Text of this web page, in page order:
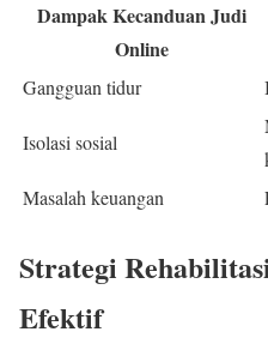
Dampak Kecanduan Judi
Online
Gangguan tidur
Isolasi sosial
Masalah keuangan
Strategi
Efektif